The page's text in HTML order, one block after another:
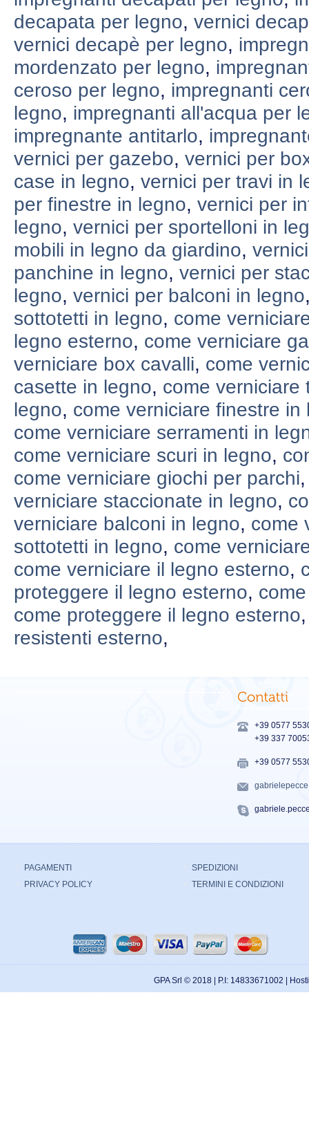
decapata per legno, vernici
vernici decapè per legno,
mordenzato per legno,
ceroso per legno, impregnanti
legno, impregnanti all'acqua per
impregnante antitarlo,
vernici per gazebo, vernici per
case in legno, vernici per travi in
per finestre in legno, vernici per
legno, vernici per sportelloni in
mobili in legno da giardino,
panchine in legno, vernici per
legno, vernici per balconi in legno
sottotetti in legno, come
legno esterno, come verniciare
verniciare box cavalli, come
casette in legno, come verniciare
legno, come verniciare finestre in
come verniciare serramenti in
come verniciare scuri in legno,
come verniciare giochi per parchi
verniciare staccionate in legno,
verniciare balconi in legno, come
sottotetti in legno, come
come verniciare il legno esterno,
proteggere il legno esterno,
come proteggere il legno esterno
resistenti esterno,
+39 0577
+39 337
+39 0577
PAGAMENTI
PRIVACY POLICY
SPEDIZIONI
TERMINI E CONDIZIONI
GPA Srl © 2018 | P.I: 14833671002 |